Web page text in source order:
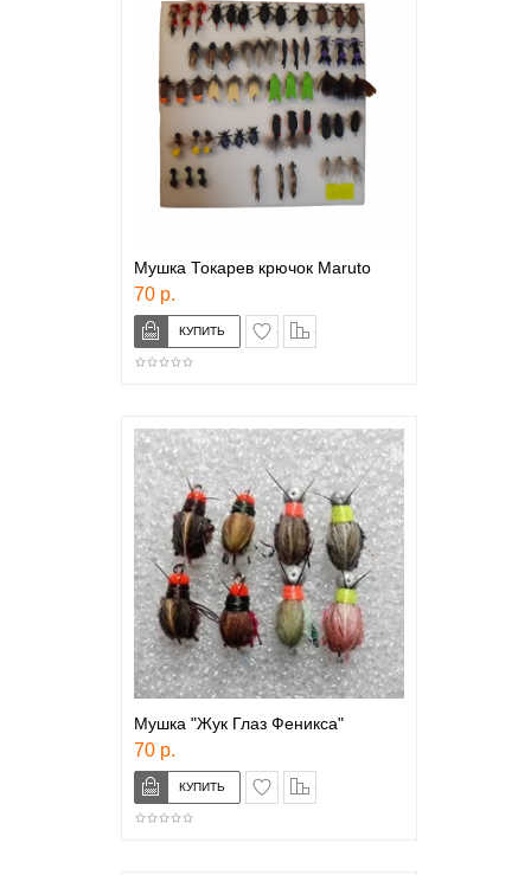
Мушка Токарев крючок Maruto
70 р.
в закладки
Мушка "Жук Глаз Феникса"
70 р.
в закладки